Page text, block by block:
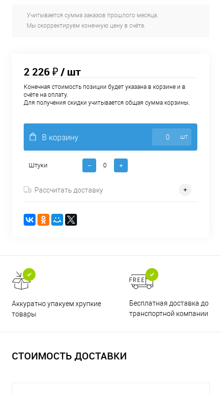
Учитывается сумма заказов прошлого месяца.
Мы скорректируем конечную цену в счёте.
2 226 ₽/ шт
Конечная стоимость позиции будет указана в корзине и в
счёте на оплату.
Для получения скидки учитывается общая сумма корзины.
В корзину шт
Штуки
Рассчитать доставку
Аккуратно упакуем хрупкие
товары
Бесплатная доставка до
транспортной компании
СТОИМОСТЬ ДОСТАВКИ